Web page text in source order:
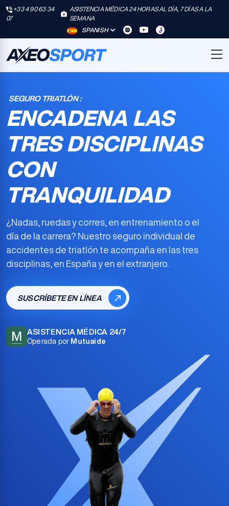
+33 4 90 63 34
07
ASISTENCIA MÉDICA 24 HORAS AL DÍA, 7 DÍAS A LA
SEMANA
SPANISH
SEGURO TRIATLÓN :
ENCADENA LAS
TRES DISCIPLINAS
CON
TRANQUILIDAD
¿Nadas, ruedas y corres, en entrenamiento o el
día de la carrera? Nuestro seguro individual de
accidentes de triatlón te acompaña en las tres
disciplinas, en España y en el extranjero.
SUSCRÍBETE EN LÍNEA
M ASISTENCIA MÉDICA 24/7
Operada por Mutuaide